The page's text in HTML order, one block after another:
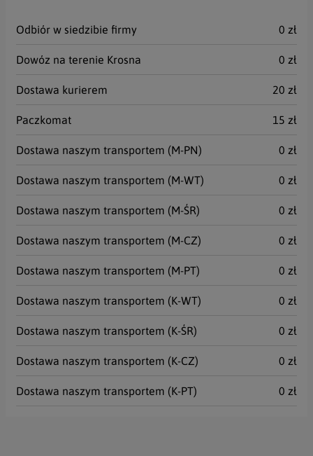
Odbiór w siedzibie firmy 0 zł
Dowóz na terenie Krosna 0 zł
Dostawa kurierem 20 zł
Paczkomat 15 zł
Dostawa naszym transportem (M-PN) 0 zł
Dostawa naszym transportem (M-WT) 0 zł
Dostawa naszym transportem (M-ŚR) 0 zł
Dostawa naszym transportem (M-CZ) 0 zł
Dostawa naszym transportem (M-PT) 0 zł
Dostawa naszym transportem (K-WT) 0 zł
Dostawa naszym transportem (K-ŚR) 0 zł
Dostawa naszym transportem (K-CZ) 0 zł
Dostawa naszym transportem (K-PT) 0 zł